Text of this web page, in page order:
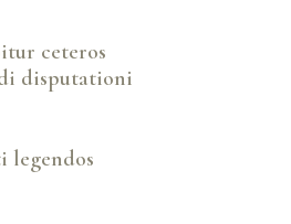
ceteros
disputationi
legendos